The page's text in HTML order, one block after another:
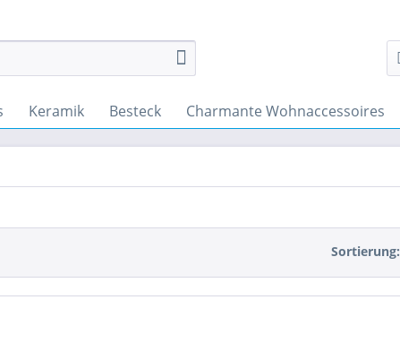
Keramik Besteck Charmante Wohnaccessoires
Sortierung: